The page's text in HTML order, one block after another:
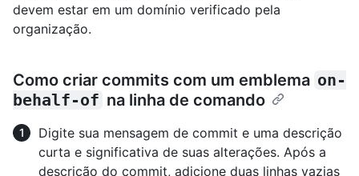
devem estar em um domínio verificado pela
organização.
Como criar commits com um emblema on-
behalf-of na linha de comando
Digite sua mensagem de commit e uma descrição
curta e significativa de suas alterações. Após a
descrição do commit, adicione duas linhas vazias